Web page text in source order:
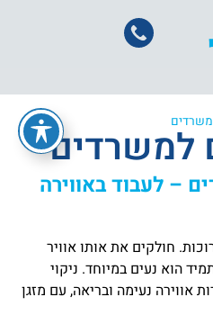
למשרדים
– לעבוד באווירה
חולקים את אותו אוויר
הוא נעים במיוחד. ניקוי
אווירה נעימה ובריאה, עם מזגן